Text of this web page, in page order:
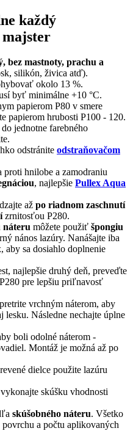
každý
bez mastnoty, prachu a
silikón, živica atď).
okolo 13 %.
byť minimálne +10 °C.
papierom P80 v smere
papierom hrubosti P100 - 120.
do jednotne farebného
odstránite odstraňovačom
proti hnilobe a zamodraniu
, najlepšie Pullex Aqua
až po riadnom zaschnutí
zrnitosťou P280.
náteru môžete použiť špongiu
nános lazúry. Nanášajte iba
aby sa dosiahlo doplnenie
najlepšie druhý deň, preveďte
pre lepšiu priľnavosť
vrchným náterom, aby
lesku. Následne nechajte úplne
boli odolné náterom -
Montáž je možná až po
dielce použite lazúru
skúšku vhodnosti
skúšobného náteru. Všetko
a počtu aplikovaných